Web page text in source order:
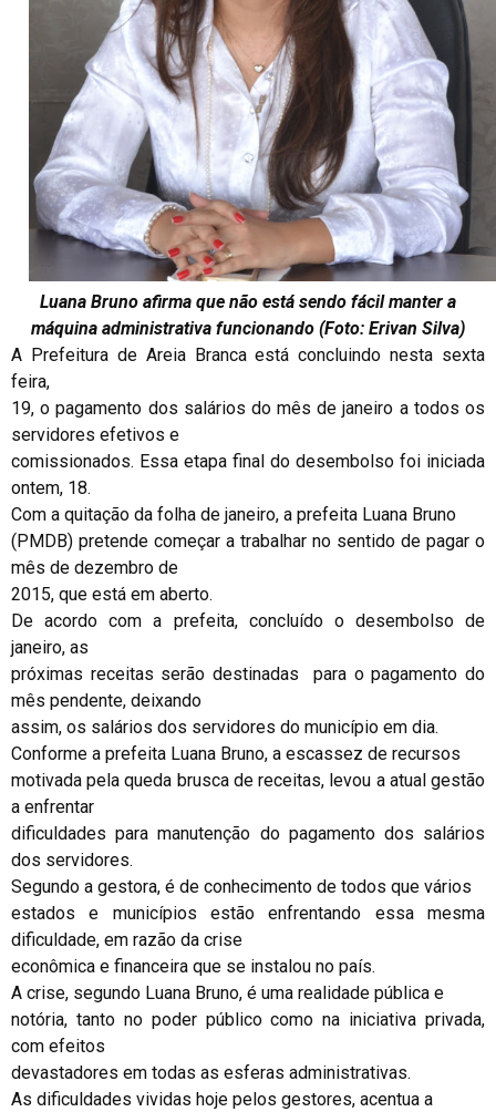
Luana Bruno afirma que não está sendo fácil manter a
máquina administrativa funcionando (Foto: Erivan Silva)
A Prefeitura de Areia Branca está concluindo nesta sexta
feira,
19, o pagamento dos salários do mês de janeiro a todos os
servidores efetivos e
comissionados. Essa etapa final do desembolso foi iniciada
ontem, 18.
Com a quitação da folha de janeiro, a prefeita Luana Bruno
(PMDB) pretende começar a trabalhar no sentido de pagar o
mês de dezembro de
2015, que está em aberto.
De acordo com a prefeita, concluído o desembolso de
janeiro, as
próximas receitas serão destinadas para o pagamento do
mês pendente, deixando
assim, os salários dos servidores do município em dia.
Conforme a prefeita Luana Bruno, a escassez de recursos
motivada pela queda brusca de receitas, levou a atual gestão
a enfrentar
dificuldades para manutenção do pagamento dos salários
dos servidores.
Segundo a gestora, é de conhecimento de todos que vários
estados e municípios estão enfrentando essa mesma
dificuldade, em razão da crise
econômica e financeira que se instalou no país.
A crise, segundo Luana Bruno, é uma realidade pública e
notória, tanto no poder público como na iniciativa privada,
com efeitos
devastadores em todas as esferas administrativas.
As dificuldades vividas hoje pelos gestores, acentua a